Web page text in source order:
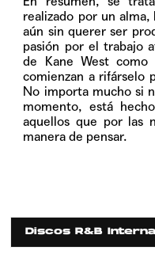
realizado por un alma,
aún sin querer ser
pasión por el trabajo
de Kane West
comienzan a rifárselo
No importa mucho si
momento, está
aquellos que por las
manera de pensar.
Discos R&B